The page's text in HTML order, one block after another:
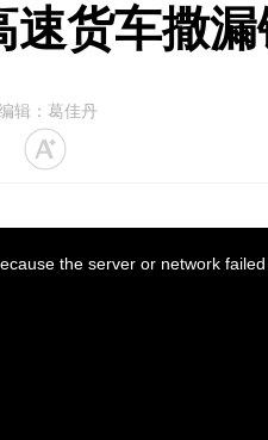
速货车撒
辑：葛佳丹
the server or network